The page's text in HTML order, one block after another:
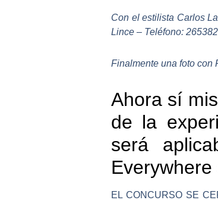
Con el estilista Carlos
Lince – Teléfono:
Finalmente una foto con
Ahora sí
de la
será
Everywhere
EL CONCURSO SE